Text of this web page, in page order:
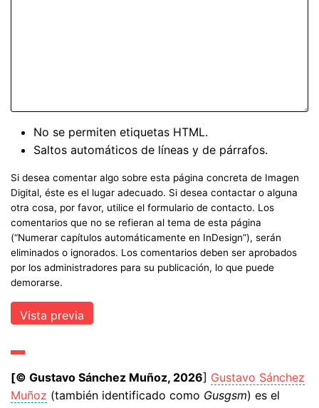
No se permiten etiquetas HTML.
Saltos automáticos de líneas y de párrafos.
Si desea comentar algo sobre esta página concreta de Imagen
Digital, éste es el lugar adecuado. Si desea contactar o alguna
otra cosa, por favor, utilice el formulario de contacto. Los
comentarios que no se refieran al tema de esta página
(“Numerar capítulos automáticamente en InDesign”), serán
eliminados o ignorados. Los comentarios deben ser aprobados
por los administradores para su publicación, lo que puede
demorarse.
[© Gustavo Sánchez Muñoz, 2026] Gustavo Sánchez
Muñoz (también identificado como Gusgsm) es el